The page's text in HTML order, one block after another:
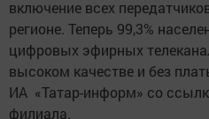
включение всех
регионе. Теперь 99,3%
цифровых эфирных
высоком качестве и без
ИА «Татар-информ» со
филиала.